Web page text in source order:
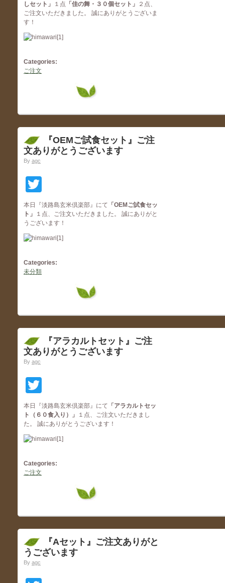
しセット 」 １点 「佳の舞・３０個セット」
２点、
ご注文いただきました。 誠にありがとうございま
す！
Categories:
ご注文
『OEMご試食セット』ご注
文ありがとうございます
By agc
本日『淡路島玄米倶楽部』にて 「OEMご試食セッ
ト 」
１点、ご注文いただきました。 誠にありがと
うございます！
Categories:
未分類
『アラカルトセット』ご注
文ありがとうございます
By agc
本日『淡路島玄米倶楽部』にて 「アラカルトセッ
ト（６０食入り）
」
１点、ご注文いただきまし
た。 誠にありがとうございます！
Categories:
ご注文
『Aセット』ご注文ありがと
うございます
By agc